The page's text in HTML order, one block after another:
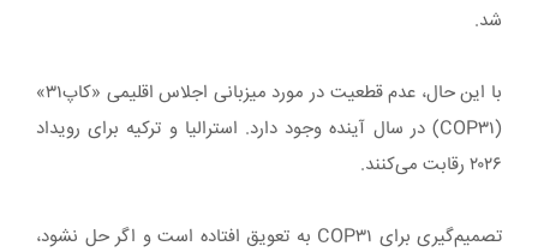
شد.
با این حال،‌ عدم قطعیت در مورد میزبانی اجلاس اقلیمی «کاپ۳۱»
(COP۳۱) در سال آینده وجود دارد. استرالیا و ترکیه برای رویداد
۲۰۲۶ رقابت می‌کنند.
تصمیم‌گیری برای COP۳۱ به تعویق افتاده است و اگر حل نشود،